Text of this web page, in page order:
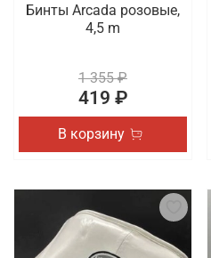
Бинты Arcada розовые,
4,5 m
1 355 ₽
419 ₽
В корзину